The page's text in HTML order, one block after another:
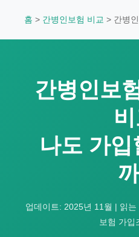
홈 > 간병인보험 비교 > 간병
간병인보
나도 가
업데이트: 2025년 11월 | 읽
보험 가입